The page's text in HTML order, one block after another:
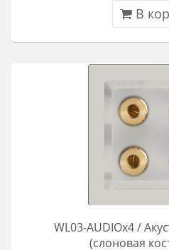
В
WL03-AUDIOx4 /
(слоновая